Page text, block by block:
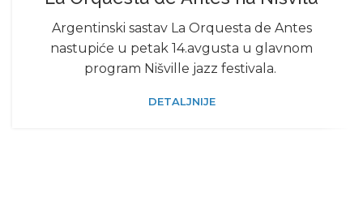
Argentinski sastav La Orquesta de Antes
nastupiće u petak 14.avgusta u glavnom
program Nišville jazz festivala.
DETALJNIJE